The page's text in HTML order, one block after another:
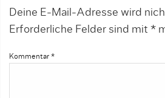
Deine E-Mail-Adresse wird
Erforderliche Felder sind mit *
Kommentar *